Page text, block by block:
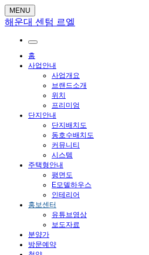
MENU
해운대 센텀 르엘
홈
사업안내
사업개요
브랜드소개
위치
프리미엄
단지안내
단지배치도
동호수배치도
커뮤니티
시스템
주택형안내
평면도
E모델하우스
인테리어
홍보센터
유튜브영상
보도자료
분양가
방문예약